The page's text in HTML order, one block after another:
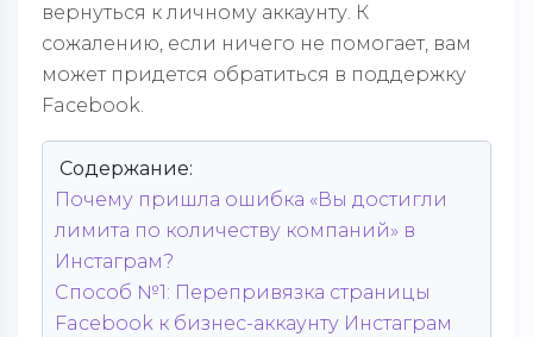
вернуться к личному аккаунту. К
сожалению, если ничего не помогает, вам
может придется обратиться в поддержку
Facebook.
Содержание:
Почему пришла ошибка «Вы достигли
лимита по количеству компаний» в
Инстаграм?
Способ №1: Перепривязка страницы
Facebook к бизнес-аккаунту Инстаграм